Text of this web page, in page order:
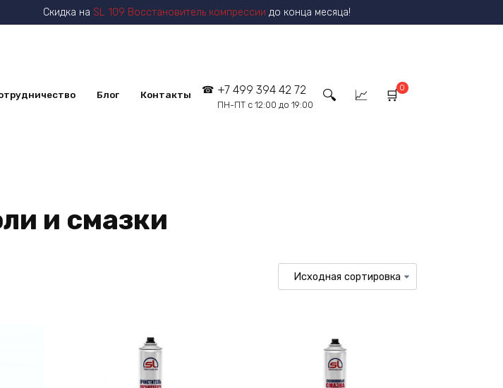
Скидка на SL 109 Восстановитель компрессии до конца месяца!
Блог Контакты +7 499 394 42 72
ПН-ПТ с 12:00 до 19:00
0
и смазки